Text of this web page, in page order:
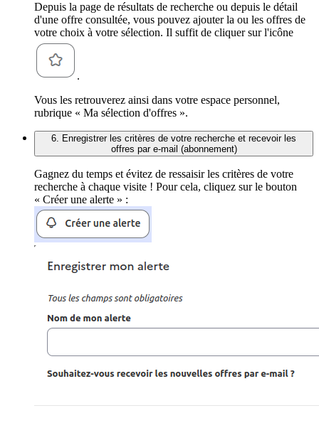
Depuis la page de résultats de recherche ou depuis le détail
d'une offre consultée, vous pouvez ajouter la ou les offres de
votre choix à votre sélection. Il suffit de cliquer sur l'icône
.
Vous les retrouverez ainsi dans votre espace personnel,
rubrique « Ma sélection d'offres ».
6. Enregistrer les critères de votre recherche et recevoir les
offres par e-mail (abonnement)
Gagnez du temps et évitez de ressaisir les critères de votre
recherche à chaque visite ! Pour cela, cliquez sur le bouton
« Créer une alerte » :